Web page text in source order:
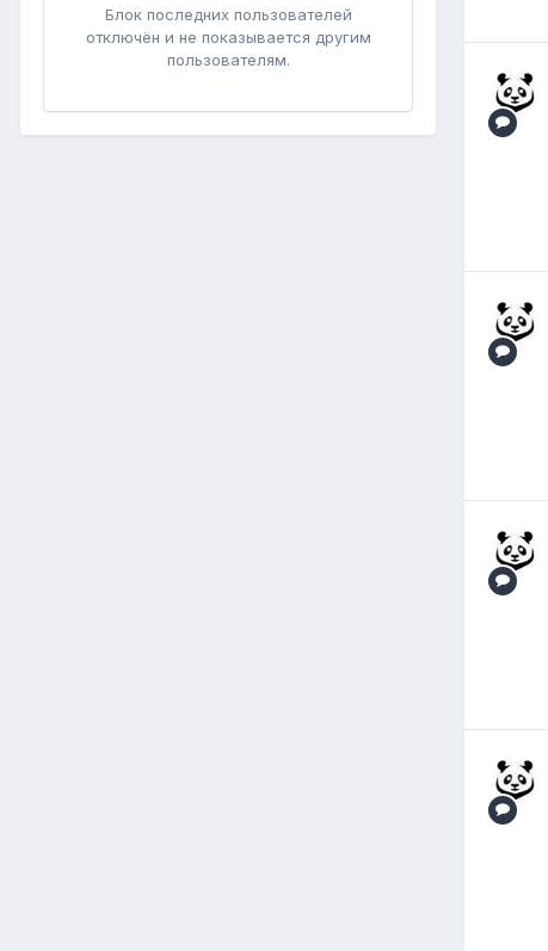
Блок последних пользователей
отключён и не показывается другим
пользователям.